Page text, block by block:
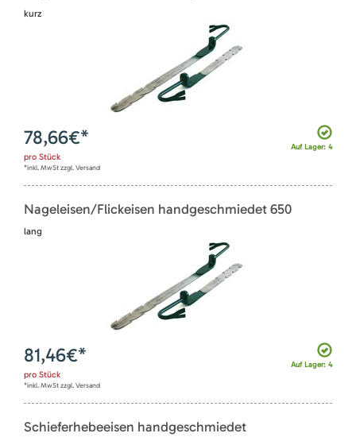
kurz
Auf Lager: 4
78,66€*
pro Stück
*inkl. MwSt zzgl. Versand
Nageleisen/Flickeisen handgeschmiedet 650
lang
Auf Lager: 4
81,46€*
pro Stück
*inkl. MwSt zzgl. Versand
Schieferhebeeisen handgeschmiedet